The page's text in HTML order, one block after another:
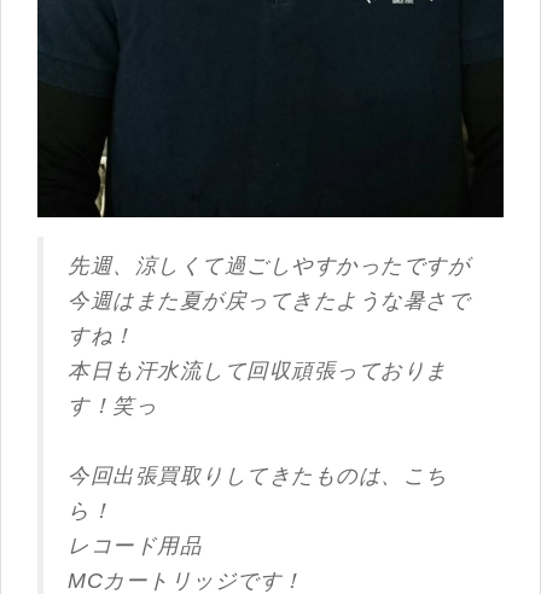
先週、涼しくて過ごしやすかったですが
今週はまた夏が戻ってきたような暑さで
すね！
本日も汗水流して回収頑張っておりま
す！笑っ
今回出張買取りしてきたものは、こち
ら！
レコード用品
MCカートリッジです！